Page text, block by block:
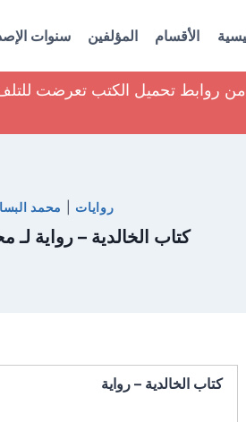
الأقسام المؤلفين سنوات
من روابط تحميل الكتب تعرضت
روايات محمد
كتاب الخالدية – رواية
كتاب الخالدية – رواية